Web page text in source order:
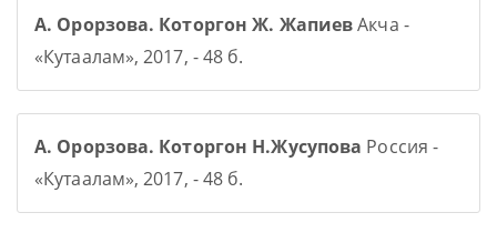
А. Орорзова. Которгон Ж. ЖапиевАкча -
«Кутаалам», 2017, - 48 б.
А. Орорзова. Которгон Н.Жусупова Россия -
«Кутаалам», 2017, - 48 б.